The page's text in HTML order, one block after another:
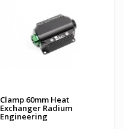
Clamp 60mm Heat
Exchanger Radium
Engineering